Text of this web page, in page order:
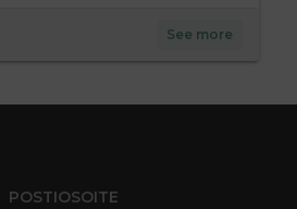
See more
POSTIOSOITE